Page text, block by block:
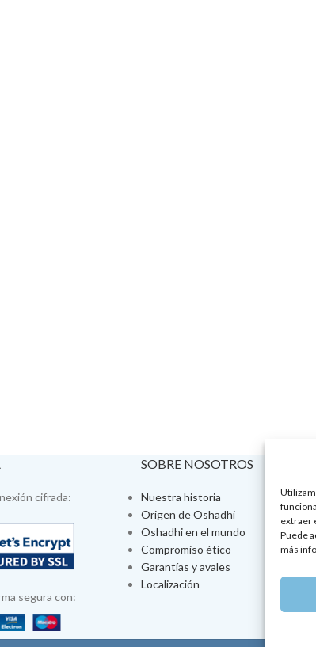
extraer
Puede
más
cifrada:
segura con:
SOBRE NOSOTROS
Nuestra historia
Origen de Oshadhi
Oshadhi en el mundo
Compromiso ético
Garantías y avales
Localización